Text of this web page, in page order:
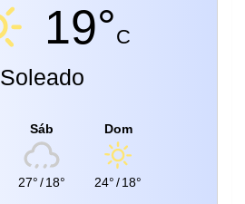
19°C
Soleado
Sáb
27°/18°
Dom
24°/18°